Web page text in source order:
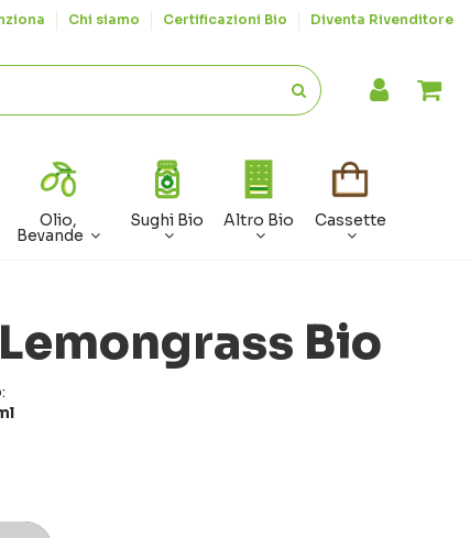
Chi siamo Certificazioni Bio Diventa Rivenditore
Olio,
Bevande
Sughi Bio Altro Bio Cassette
Bio